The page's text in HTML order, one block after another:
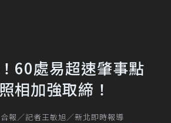
60處易超速肇事點
相加強取締！
報／記者王敏旭／新北即時報導